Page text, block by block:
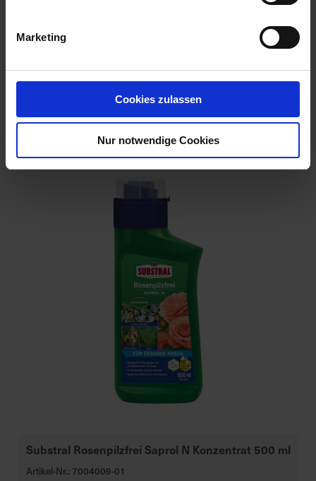
Marketing
Cookies zulassen
Nur notwendige Cookies
Substral Herbst-Rasendünger
Artikel-Nr.: 7000790-06-cfg
Ähnliche Produkte
Substral Rosenpilzfrei Saprol N Konzentrat 500 ml
Artikel-Nr.: 7004009-01